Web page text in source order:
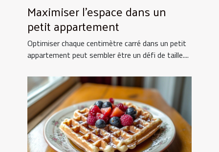
Maximiser l'espace dans un
petit appartement
Optimiser chaque centimètre carré dans un petit
appartement peut sembler être un défi de taille....